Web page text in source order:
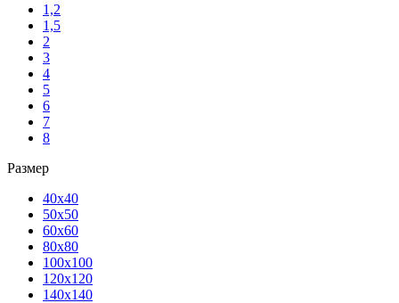
1,2
1,5
2
3
4
5
6
7
8
Размер
40х40
50х50
60х60
80х80
100х100
120х120
140х140